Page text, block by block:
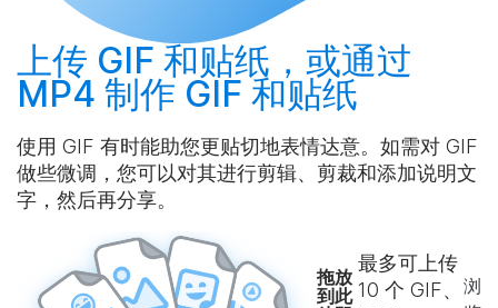
上传 GIF 和贴纸，或通过
MP4 制作 GIF 和贴纸
使用 GIF 有时能助您更贴切地表情达意。如需对 GIF
做些微调，您可以对其进行剪辑、剪裁和添加说明文
字，然后再分享。
拖放
到此
最多可上传
10 个 GIF、 浏